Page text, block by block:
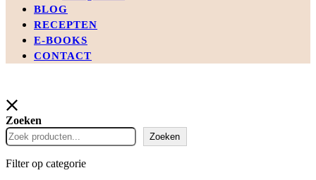
BLOG
RECEPTEN
E-BOOKS
CONTACT
Zoeken
Zoeken
Filter op categorie